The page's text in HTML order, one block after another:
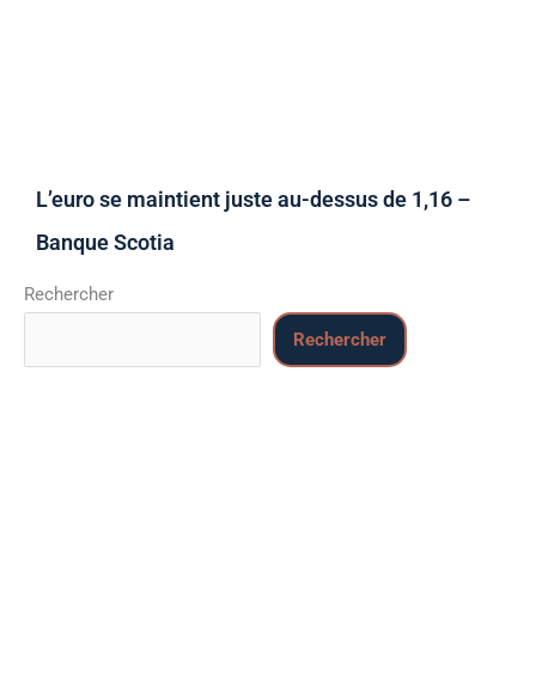
L’euro se maintient juste au-dessus de 1,16 –
Banque Scotia
Rechercher
Rechercher